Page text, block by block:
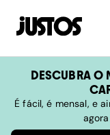
DESCUBRA O
É fácil, é mensal, e